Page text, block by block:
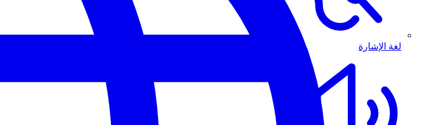
لغة الإشارة